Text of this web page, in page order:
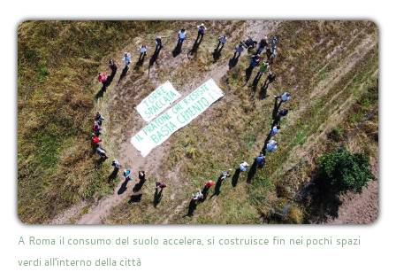
A Roma il consumo del suolo accelera, si costruisce fin nei pochi spazi
verdi all'interno della città